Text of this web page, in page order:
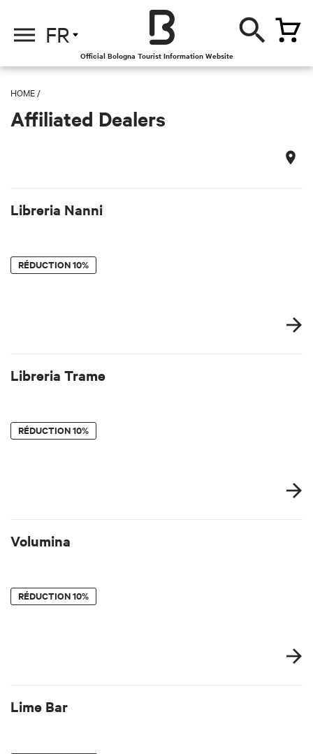
FR
Official Bologna Tourist Information Website
HOME /
Affiliated Dealers
Libreria Nanni
RÉDUCTION10%
Libreria Trame
RÉDUCTION10%
Volumina
RÉDUCTION10%
Lime Bar